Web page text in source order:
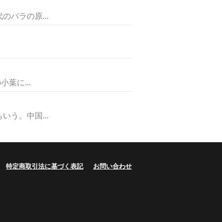
バラの原...
葉に...
う。中国...
特定商取引法に基づく表記 お問い合わせ